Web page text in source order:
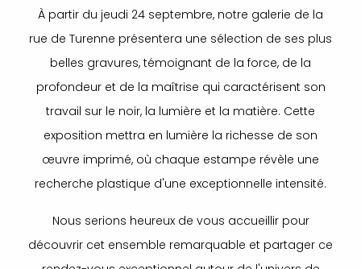
À partir du jeudi 24 septembre, notre galerie de la
rue de Turenne présentera une sélection de ses plus
belles gravures, témoignant de la force, de la
profondeur et de la maîtrise qui caractérisent son
travail sur le noir, la lumière et la matière. Cette
exposition mettra en lumière la richesse de son
œuvre imprimé, où chaque estampe révèle une
recherche plastique d'une exceptionnelle intensité.
Nous serions heureux de vous accueillir pour
découvrir cet ensemble remarquable et partager ce